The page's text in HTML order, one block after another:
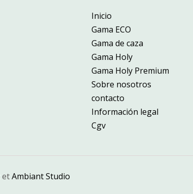
Inicio
Gama ECO
Gama de caza
Gama Holy
Gama Holy Premium
Sobre nosotros
contacto
Información legal
Cgv
etAmbiant Studio